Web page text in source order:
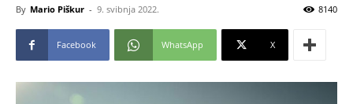
By Mario Piškur - 9. svibnja 2022. 8140
Facebook WhatsApp X